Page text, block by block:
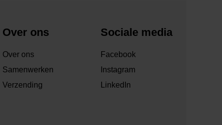
Over ons
Over ons
Samenwerken
Verzending
Sociale media
Facebook
Instagram
LinkedIn